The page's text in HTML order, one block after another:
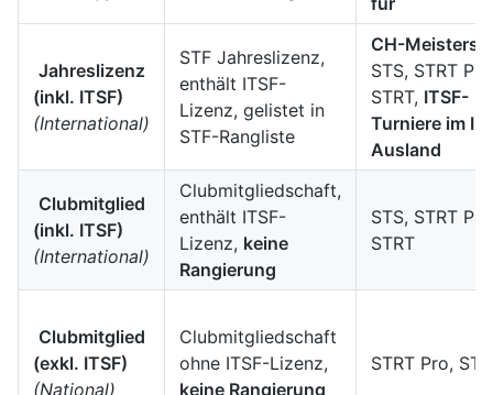
Jahreslizenz
(inkl. ITSF)
(International)
STF Jahreslizenz,
enthält ITSF-
Lizenz, gelistet in
STF-Rangliste
CH-
STS, STRT
STRT, ITSF-
Turniere im
Ausland
Clubmitglied
(inkl. ITSF)
(International)
Clubmitgliedschaft,
enthält ITSF-
Lizenz, keine
Rangierung
STS, STRT
STRT
Clubmitglied
(exkl. ITSF)
(National)
Clubmitgliedschaft
ohne ITSF-Lizenz,
keine Rangierung
STRT Pro,